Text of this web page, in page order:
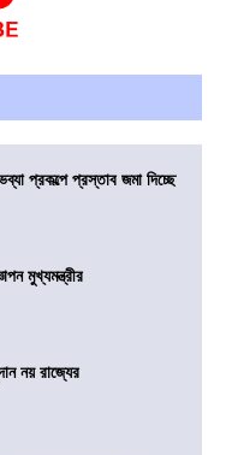
প্রকল্পে প্রস্তাব জমা দিচ্ছে
মুখ্যমন্ত্রীর
নয় রাজ্যের